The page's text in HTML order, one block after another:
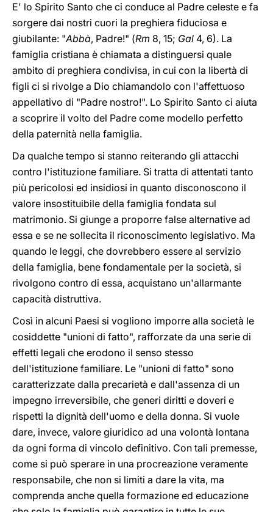
E' lo Spirito Santo che ci conduce al Padre celeste e fa
sorgere dai nostri cuori la preghiera fiduciosa e
giubilante: "Abbà, Padre!" (Rm 8, 15; Gal 4, 6). La
famiglia cristiana è chiamata a distinguersi quale
ambito di preghiera condivisa, in cui con la libertà di
figli ci si rivolge a Dio chiamandolo con l'affettuoso
appellativo di "Padre nostro!". Lo Spirito Santo ci aiuta
a scoprire il volto del Padre come modello perfetto
della paternità nella famiglia.
Da qualche tempo si stanno reiterando gli attacchi
contro l'istituzione familiare. Si tratta di attentati tanto
più pericolosi ed insidiosi in quanto disconoscono il
valore insostituibile della famiglia fondata sul
matrimonio. Si giunge a proporre false alternative ad
essa e se ne sollecita il riconoscimento legislativo. Ma
quando le leggi, che dovrebbero essere al servizio
della famiglia, bene fondamentale per la società, si
rivolgono contro di essa, acquistano un'allarmante
capacità distruttiva.
Così in alcuni Paesi si vogliono imporre alla società le
cosiddette "unioni di fatto", rafforzate da una serie di
effetti legali che erodono il senso stesso
dell'istituzione familiare. Le "unioni di fatto" sono
caratterizzate dalla precarietà e dall'assenza di un
impegno irreversibile, che generi diritti e doveri e
rispetti la dignità dell'uomo e della donna. Si vuole
dare, invece, valore giuridico ad una volontà lontana
da ogni forma di vincolo definitivo. Con tali premesse,
come si può sperare in una procreazione veramente
responsabile, che non si limiti a dare la vita, ma
comprenda anche quella formazione ed educazione